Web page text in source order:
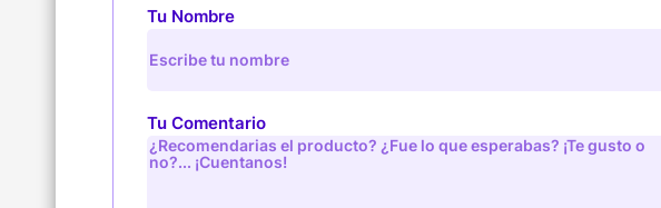
Tu Nombre
Tu Comentario